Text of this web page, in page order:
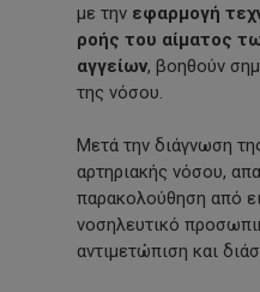
με την εφαρμογή
ροής του αίματος
αγγείων, βοηθούν
της νόσου.
Μετά την διάγνωση
αρτηριακής νόσου,
παρακολούθηση από
νοσηλευτικό
αντιμετώπιση και